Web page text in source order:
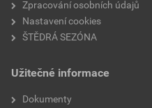
Zpracování osobních údajů
Nastavení cookies
ŠTĚDRÁ SEZÓNA
Užitečné informace
Dokumenty